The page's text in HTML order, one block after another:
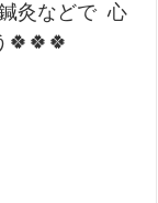
灸などで  心
🍀🍀🍀